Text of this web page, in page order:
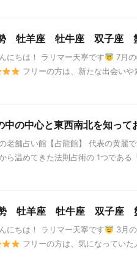
勢 牡羊座 牡牛座 双子座
にちは！ ラリマー天寧です 7月
フリーの方は、新たな出会い
中の中心と東西南北を知って
老舗占い館【占龍館】 代表の黄
ら温めてきた法則占術の 1つである
勢 牡羊座 牡牛座 双子座
にちは！ ラリマー天寧です 3月
フリーの方は、気になってい